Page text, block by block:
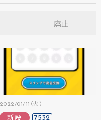
廃止
2022/01/11（火）
新設 7532